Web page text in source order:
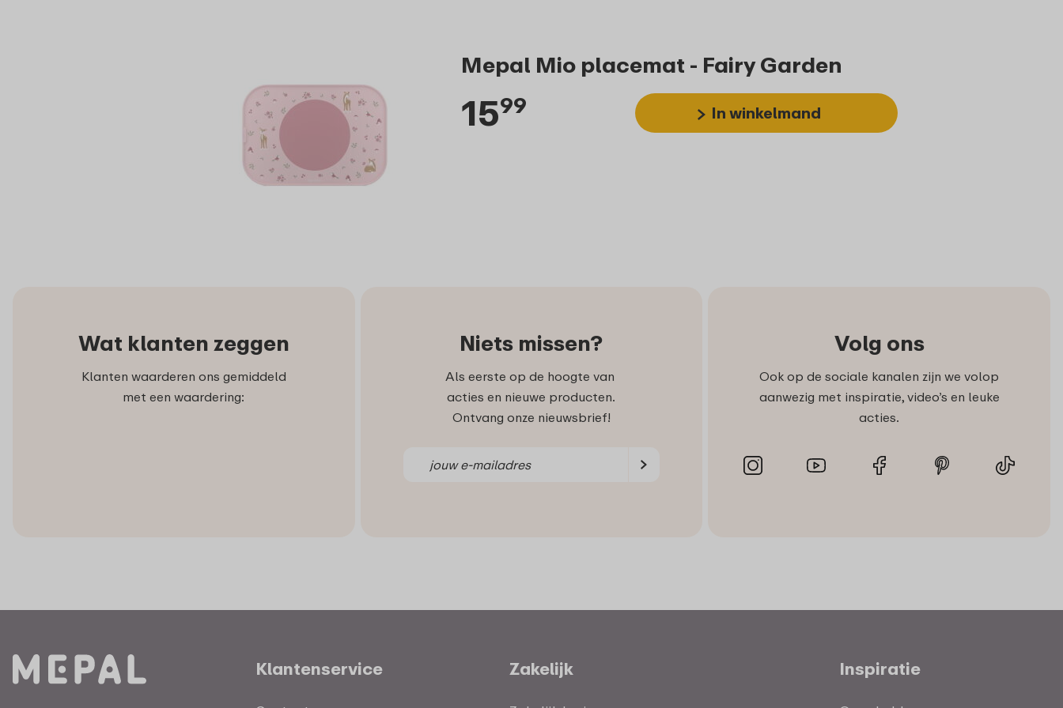
Mepal Mio placemat - Fairy Garden
1599 In winkelmand
Wat klanten zeggen
Klanten waarderen ons gemiddeld
met een waardering:
Niets missen?
Als eerste op de hoogte van
acties en nieuwe producten.
Ontvang onze nieuwsbrief!
Volg ons
Ook op de sociale kanalen zijn we volop
aanwezig met inspiratie, video’s en leuke
acties.
Klantenservice Zakelijk Inspiratie